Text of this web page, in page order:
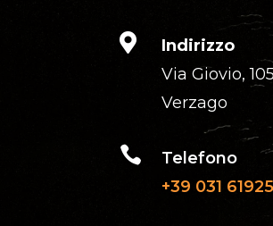

Indirizzo
Via Giovio,
Verzago

Telefono
+39 031